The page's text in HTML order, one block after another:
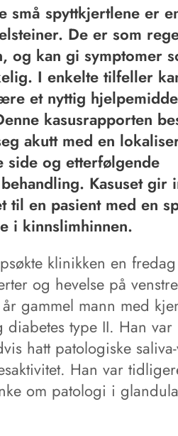
små spyttkjertlene er
De er som
kan gi symptomer
I enkelte tilfeller
et nyttig
kasusrapporten
akutt med en
side og etterfølgende
Kasuset gir
til en pasient med en
i kinnslimhinnen.
klinikken en fredag
og hevelse på
gammel mann med
type II. Han var
hatt patologiske
Han var
om patologi i glandula